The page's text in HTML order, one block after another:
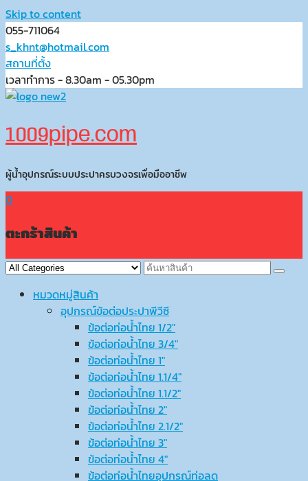
Skip to content
055-711064
s_khnt@hotmail.com
สถานที่ตั้ง
เวลาทำการ - 8.30am - 05.30pm
1009pipe.com
ผู้น้ำอุปกรณ์ระบบประปาครบวงจรเพื่อมืออาชีพ
0
ตะกร้าสินค้า
หมวดหมู่สินค้า
อุปกรณ์ข้อต่อประปาพีวีซี
ข้อต่อท่อน้ำไทย 1/2″
ข้อต่อท่อน้ำไทย 3/4″
ข้อต่อท่อน้ำไทย 1″
ข้อต่อท่อน้ำไทย 1.1/4″
ข้อต่อท่อน้ำไทย 1.1/2″
ข้อต่อท่อน้ำไทย 2″
ข้อต่อท่อน้ำไทย 2.1/2″
ข้อต่อท่อน้ำไทย 3″
ข้อต่อท่อน้ำไทย 4″
ข้อต่อท่อน้ำไทยอุปกรณ์ท่อลด